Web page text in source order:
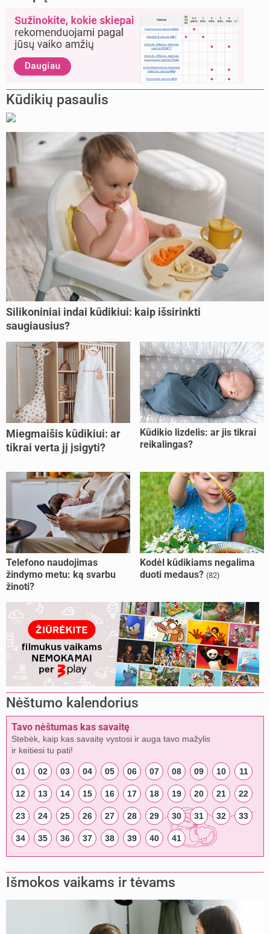
Kūdikių pasaulis
Silikoniniai indai kūdikiui: kaip išsirinkti
saugiausius?
Miegmaišis kūdikiui: ar
tikrai verta jį įsigyti?
Kūdikio lizdelis: ar jis tikrai
reikalingas?
Telefono naudojimas
žindymo metu: ką svarbu
žinoti?
Kodėl kūdikiams negalima
duoti medaus? (82)
Nėštumo kalendorius
Tavo nėštumas kas savaitę
Stebėk, kaip kas savaitę vystosi ir auga tavo mažylis
ir keitiesi tu pati!
01 02 03 04 05 06 07 08 09 10 11
12 13 14 15 16 17 18 19 20 21 22
23 24 25 26 27 28 29 30 31 32 33
34 35 36 37 38 39 40 41
Išmokos vaikams ir tėvams